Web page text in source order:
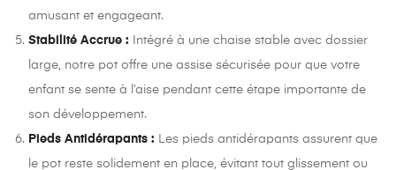
amusant et engageant.
Stabilité Accrue : Intégré à une chaise stable avec dossier
large, notre pot offre une assise sécurisée pour que votre
enfant se sente à l’aise pendant cette étape importante de
son développement.
Pieds Antidérapants : Les pieds antidérapants assurent que
le pot reste solidement en place, évitant tout glissement ou